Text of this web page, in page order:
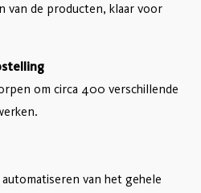
van de producten, klaar voor
om circa 400 verschillende
van het gehele